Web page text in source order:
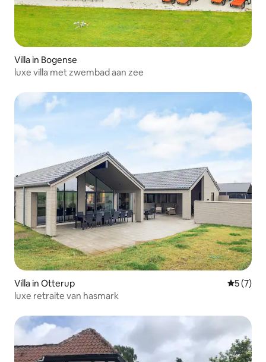
Villa in Bogense
luxe villa met zwembad aan zee
Villa in Otterup
5 (7)
luxe retraite van hasmark